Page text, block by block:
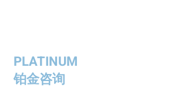
PLATINUM
铂金咨询